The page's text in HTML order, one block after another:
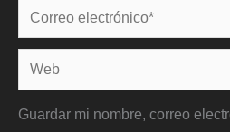
Correo
electrónico*
Web
Guardar mi nombre, correo